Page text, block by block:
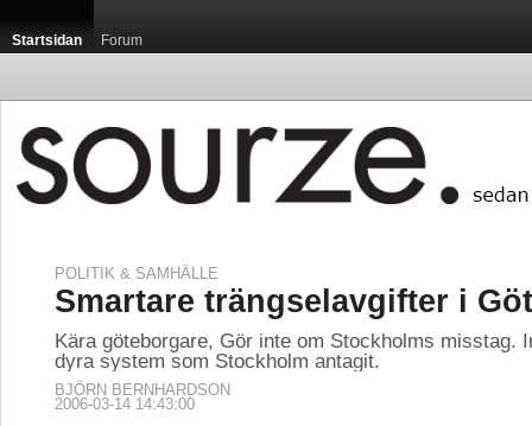
Startsidan Forum
POLITIK & SAMHÄLLE
Smartare trängselavgifter i
Kära göteborgare, Gör inte om Stockholms misstag.
dyra system som Stockholm antagit.
BJÖRN BERNHARDSON
2006-03-14 14:43:00